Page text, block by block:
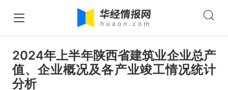
2024年上半年陕西省建筑业企业总产
值、企业概况及各产业竣工情况统计
分析